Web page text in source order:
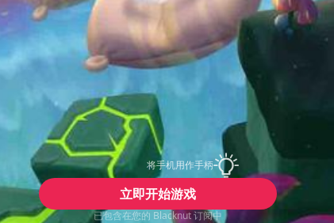
将手机用作手柄
立即开始游戏
已包含在您的 Blacknut 订阅中